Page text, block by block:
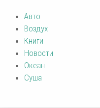
Авто
Воздух
Книги
Новости
Океан
Суша